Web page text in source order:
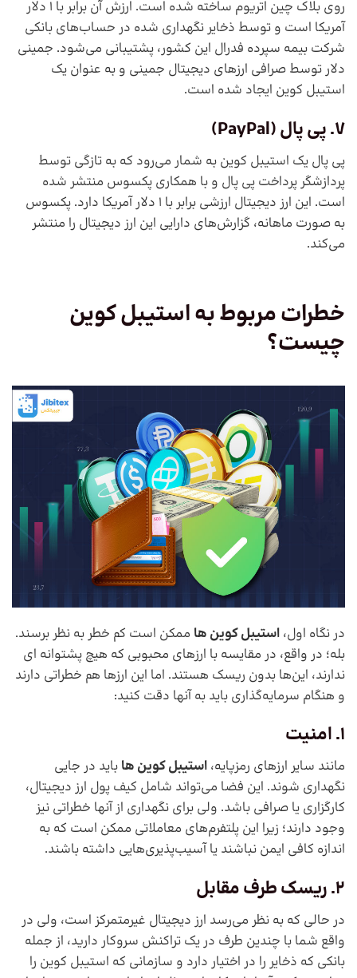
روی بلاک چین اتریوم ساخته شده است. ارزش آن برابر با 1 دلار
آمریکا است و توسط ذخایر نگهداری شده در حساب‌های بانکی
شرکت بیمه سپرده فدرال این کشور، پشتیبانی می‌شود. جمینی
دلار توسط صرافی ارزهای دیجیتال جمینی و به عنوان یک
استیبل کوین ایجاد شده است.
7. پی پال (PayPal)
پی پال یک استیبل کوین به شمار می‌رود که به تازگی توسط
پردازشگر پرداخت پی پال و با همکاری پکسوس منتشر شده
است. این ارز دیجیتال ارزشی برابر با 1 دلار آمریکا دارد. پکسوس
به صورت ماهانه، گزارش‌های دارایی این ارز دیجیتال را منتشر
می‌کند.
خطرات مربوط به استیبل کوین
چیست؟
در نگاه اول، استیبل کوین ها ممکن است کم خطر به نظر برسند.
بله؛ در واقع، در مقایسه با ارزهای محبوبی که هیچ پشتوانه ای
ندارند، این‌ها بدون ریسک هستند. اما این ارزها هم خطراتی دارند
و هنگام سرمایه‌گذاری باید به آنها دقت کنید:
1. امنیت
مانند سایر ارزهای رمزپایه، استیبل کوین ها باید در جایی
نگهداری شوند. این فضا می‌تواند شامل کیف پول ارز دیجیتال،
کارگزاری یا صرافی باشد. ولی برای نگهداری از آنها خطراتی نیز
وجود دارند؛ زیرا این پلتفرم‌های معاملاتی ممکن است که به
اندازه کافی ایمن نباشند یا آسیب‌پذیری‌هایی داشته باشند.
2. ریسک طرف مقابل
در حالی که به نظر می‌رسد ارز دیجیتال غیرمتمرکز است، ولی در
واقع شما با چندین طرف در یک تراکنش سروکار دارید، از جمله
بانکی که ذخایر را در اختیار دارد و سازمانی که استیبل کوین را